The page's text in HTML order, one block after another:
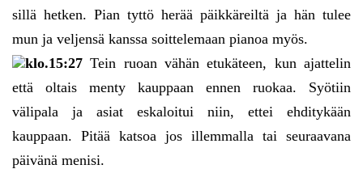
sillä hetken. Pian tyttö herää päikkäreiltä ja hän tulee
mun ja veljensä kanssa soittelemaan pianoa myös.
klo.15:27 Tein ruoan vähän etukäteen, kun ajattelin
että oltais menty kauppaan ennen ruokaa. Syötiin
välipala ja asiat eskaloitui niin, ettei ehditykään
kauppaan. Pitää katsoa jos illemmalla tai seuraavana
päivänä menisi.